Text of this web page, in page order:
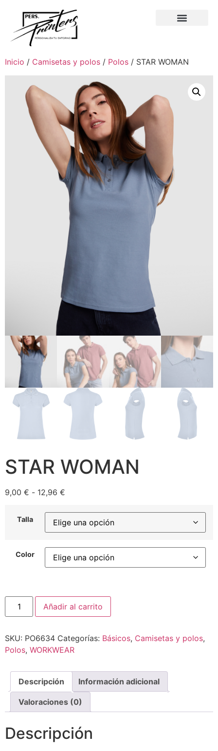
Inicio / Camisetas y polos / Polos / STAR WOMAN
STAR WOMAN
9,00 € - 12,96 €
Talla
Color
Añadir al carrito
SKU: PO6634 Categorías: Básicos, Camisetas y polos,
Polos, WORKWEAR
Descripción Información adicional
Valoraciones (0)
Descripción